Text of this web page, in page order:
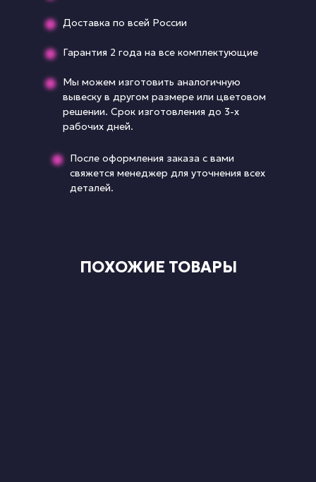
Доставка по всей России
Гарантия 2 года на все комплектующие
Мы можем изготовить аналогичную
вывеску в другом размере или цветовом
решении. Срок изготовления до 3-х
рабочих дней.
После оформления заказа с вами
свяжется менеджер для уточнения всех
деталей.
ПОХОЖИЕ ТОВАРЫ